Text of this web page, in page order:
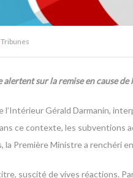
Tribunes
sur la remise en cause
l’Intérieur Gérald Darmanin,
ce contexte, les subventions
la Première Ministre a renchéri
suscité de vives réactions.